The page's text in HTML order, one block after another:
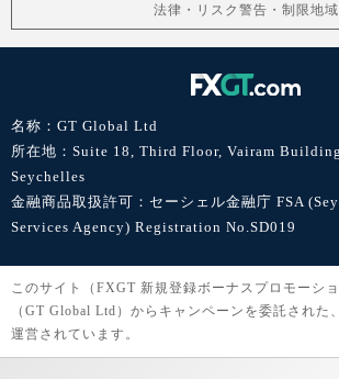
法律・リスク警告・制限地域
名称：GT Global Ltd
所在地：Suite 18, Third Floor, Vairam
Seychelles
金融商品取扱許可：セーシェル金融庁 FSA
Services Agency) Registration No.SD019
このサイト（FXGT 新規登録ボーナスプロモーシ
（GT Global Ltd）からキャンペーンを委託された
運営されています。